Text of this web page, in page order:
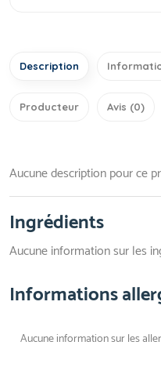
Description
Producteur Avis (0)
Aucune description pour ce
Ingrédients
Aucune information sur les
Informations
Aucune information sur les